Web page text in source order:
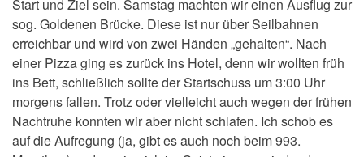
Start und Ziel sein. Samstag machten wir einen Ausflug zur
sog. Goldenen Brücke. Diese ist nur über Seilbahnen
erreichbar und wird von zwei Händen „gehalten“. Nach
einer Pizza ging es zurück ins Hotel, denn wir wollten früh
ins Bett, schließlich sollte der Startschuss um 3:00 Uhr
morgens fallen. Trotz oder vielleicht auch wegen der frühen
Nachtruhe konnten wir aber nicht schlafen. Ich schob es
auf die Aufregung (ja, gibt es auch noch beim 993.